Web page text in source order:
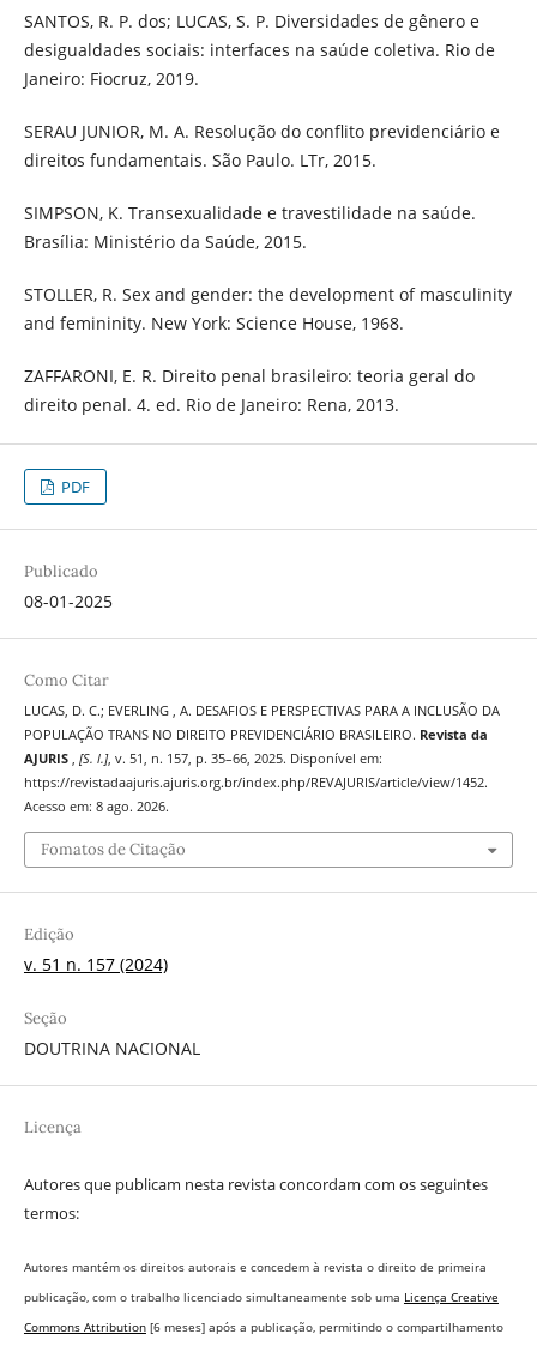
SANTOS, R. P. dos; LUCAS, S. P. Diversidades de gênero e
desigualdades sociais: interfaces na saúde coletiva. Rio de
Janeiro: Fiocruz, 2019.
SERAU JUNIOR, M. A. Resolução do conflito previdenciário e
direitos fundamentais. São Paulo. LTr, 2015.
SIMPSON, K. Transexualidade e travestilidade na saúde.
Brasília: Ministério da Saúde, 2015.
STOLLER, R. Sex and gender: the development of masculinity
and femininity. New York: Science House, 1968.
ZAFFARONI, E. R. Direito penal brasileiro: teoria geral do
direito penal. 4. ed. Rio de Janeiro: Rena, 2013.
PDF
Publicado
08-01-2025
Como Citar
LUCAS, D. C.; EVERLING , A. DESAFIOS E PERSPECTIVAS PARA A INCLUSÃO DA
POPULAÇÃO TRANS NO DIREITO PREVIDENCIÁRIO BRASILEIRO. Revista da
AJURIS , [S. l.], v. 51, n. 157, p. 35–66, 2025. Disponível em:
https://revistadaajuris.ajuris.org.br/index.php/REVAJURIS/article/view/1452.
Acesso em: 8 ago. 2026.
Fomatos de Citação
Edição
v. 51 n. 157 (2024)
Seção
DOUTRINA NACIONAL
Licença
Autores que publicam nesta revista concordam com os seguintes
termos:
Autores mantém os direitos autorais e concedem à revista o direito de primeira
publicação, com o trabalho licenciado simultaneamente sob uma Licença Creative
Commons Attribution[6 meses] após a publicação, permitindo o compartilhamento